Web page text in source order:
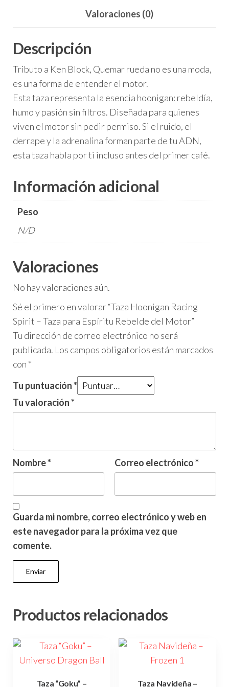
Valoraciones (0)
Descripción
Tributo a Ken Block, Quemar rueda no es una moda,
es una forma de entender el motor.
Esta taza representa la esencia hoonigan: rebeldía,
humo y pasión sin filtros. Diseñada para quienes
viven el motor sin pedir permiso. Si el ruido, el
derrape y la adrenalina forman parte de tu ADN,
esta taza habla por ti incluso antes del primer café.
Información adicional
Peso
N/D
Valoraciones
No hay valoraciones aún.
Sé el primero en valorar “Taza Hoonigan Racing
Spirit – Taza para Espíritu Rebelde del Motor”
Tu dirección de correo electrónico no será
publicada. Los campos obligatorios están marcados
con *
Tu puntuación*
Tu valoración*
Nombre* Correo electrónico*
Guarda mi nombre, correo electrónico y web en
este navegador para la próxima vez que
comente.
Productos relacionados
Taza “Goku” –
Taza Navideña –